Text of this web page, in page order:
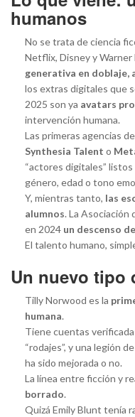
humanos
No se trata de ciencia
Netflix, Disney y Warner
generativa en doblaje,
los extras digitales que
2025 son ya avatars
intervención humana.
Las primeras agencias
Synthesia Talent o
“actores digitales”
género, edad o tono
Y, mientras tanto, las
alumnos. La Asociación
en 2024 un descenso
El talento humano,
Un nuevo tipo
Tilly Norwood es la
humana.
Tiene cuentas
“rodajes”, y una legión
ha sido mejorada o no.
La línea entre ficción y
borrado.
Quizá Emily Blunt tenía